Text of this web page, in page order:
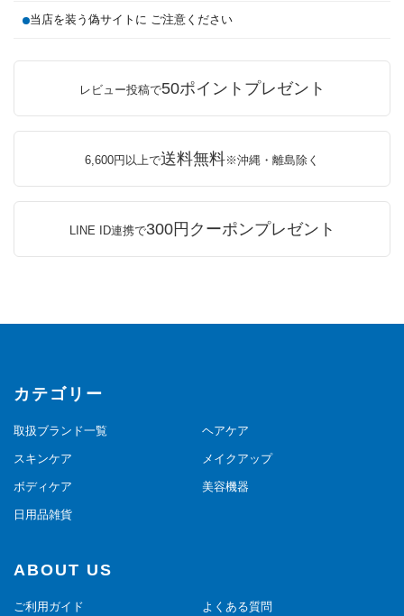
当店を装う偽サイトに ご注意ください
レビュー投稿で50ポイントプレゼント
6,600円以上で送料無料※沖縄・離島除く
LINE ID連携で300円クーポンプレゼント
カテゴリー
取扱ブランド一覧 ヘアケア
スキンケア メイクアップ
ボディケア 美容機器
日用品雑貨
ABOUT US
ご利用ガイド よくある質問